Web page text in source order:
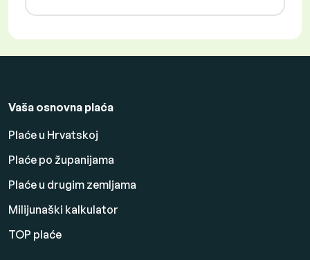
Vaša osnovna plaća
Plaće u Hrvatskoj
Plaće po županijama
Plaće u drugim zemljama
Milijunaški kalkulator
TOP plaće